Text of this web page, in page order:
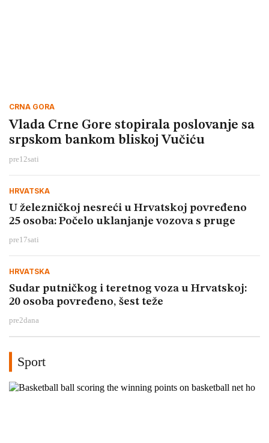
CRNA GORA
Vlada Crne Gore stopirala poslovanje sa
srpskom bankom bliskoj Vučiću
pre12sati
HRVATSKA
U železničkoj nesreći u Hrvatskoj povređeno
25 osoba: Počelo uklanjanje vozova s pruge
pre17sati
HRVATSKA
Sudar putničkog i teretnog voza u Hrvatskoj:
20 osoba povređeno, šest teže
pre2dana
Sport